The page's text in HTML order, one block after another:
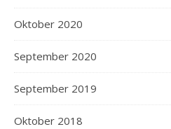
Oktober 2020
September 2020
September 2019
Oktober 2018